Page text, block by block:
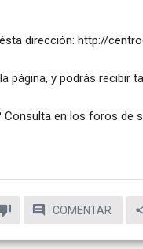
dirección: http://
página, y podrás recibir
Consulta en los foros de
COMENTAR